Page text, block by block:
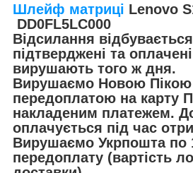
Шлейф матриці Lenovo
DD0FL5LC000
Відсилання
підтверджені та
вирушають того ж дня.
Вирушаємо Новою Пікою
передоплатою на карту
накладеним платежем.
оплачується під час
Вирушаємо Укрпошта по
передоплату (вартість